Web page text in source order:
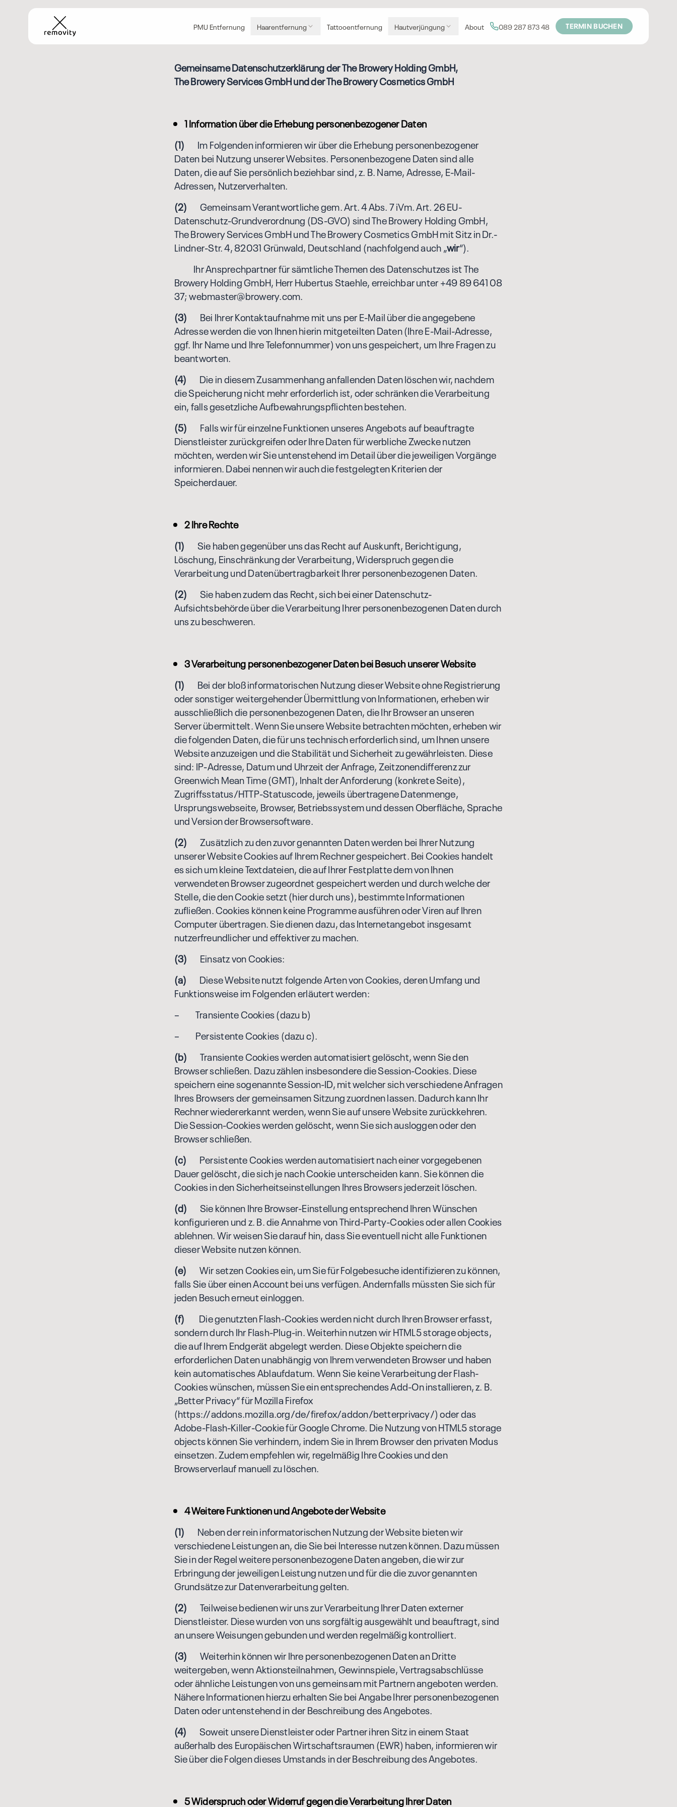
PMU Entfernung Haarentfernung Tattooentfernung Hautverjüngung About 089 287 873 48 TERMIN BUCHEN
Gemeinsame Datenschutzerklärung der The Browery Holding GmbH,
The Browery Services GmbH und der The Browery Cosmetics GmbH
1 Information über die Erhebung personenbezogener Daten
(1) Im Folgenden informieren wir über die Erhebung personenbezogener
Daten bei Nutzung unserer Websites. Personenbezogene Daten sind alle
Daten, die auf Sie persönlich beziehbar sind, z. B. Name, Adresse, E-Mail-
Adressen, Nutzerverhalten.
(2) Gemeinsam Verantwortliche gem. Art. 4 Abs. 7 iVm. Art. 26 EU-
Datenschutz-Grundverordnung (DS-GVO) sind The Browery Holding GmbH,
The Browery Services GmbH und The Browery Cosmetics GmbH mit Sitz in Dr.-
Lindner-Str. 4, 82031 Grünwald, Deutschland (nachfolgend auch „wir“).
Ihr Ansprechpartner für sämtliche Themen des Datenschutzes ist The
Browery Holding GmbH, Herr Hubertus Staehle, erreichbar unter +49 89 641 08
37; webmaster@browery.com.
(3) Bei Ihrer Kontaktaufnahme mit uns per E-Mail über die angegebene
Adresse werden die von Ihnen hierin mitgeteilten Daten (Ihre E-Mail-Adresse,
ggf. Ihr Name und Ihre Telefonnummer) von uns gespeichert, um Ihre Fragen zu
beantworten.
(4) Die in diesem Zusammenhang anfallenden Daten löschen wir, nachdem
die Speicherung nicht mehr erforderlich ist, oder schränken die Verarbeitung
ein, falls gesetzliche Aufbewahrungspflichten bestehen.
(5) Falls wir für einzelne Funktionen unseres Angebots auf beauftragte
Dienstleister zurückgreifen oder Ihre Daten für werbliche Zwecke nutzen
möchten, werden wir Sie untenstehend im Detail über die jeweiligen Vorgänge
informieren. Dabei nennen wir auch die festgelegten Kriterien der
Speicherdauer.
2 Ihre Rechte
(1) Sie haben gegenüber uns das Recht auf Auskunft, Berichtigung,
Löschung, Einschränkung der Verarbeitung, Widerspruch gegen die
Verarbeitung und Datenübertragbarkeit Ihrer personenbezogenen Daten.
(2) Sie haben zudem das Recht, sich bei einer Datenschutz-
Aufsichtsbehörde über die Verarbeitung Ihrer personenbezogenen Daten durch
uns zu beschweren.
3 Verarbeitung personenbezogener Daten bei Besuch unserer Website
(1) Bei der bloß informatorischen Nutzung dieser Website ohne Registrierung
oder sonstiger weitergehender Übermittlung von Informationen, erheben wir
ausschließlich die personenbezogenen Daten, die Ihr Browser an unseren
Server übermittelt. Wenn Sie unsere Website betrachten möchten, erheben wir
die folgenden Daten, die für uns technisch erforderlich sind, um Ihnen unsere
Website anzuzeigen und die Stabilität und Sicherheit zu gewährleisten. Diese
sind: IP-Adresse, Datum und Uhrzeit der Anfrage, Zeitzonendifferenz zur
Greenwich Mean Time (GMT), Inhalt der Anforderung (konkrete Seite),
Zugriffsstatus/HTTP-Statuscode, jeweils übertragene Datenmenge,
Ursprungswebseite, Browser, Betriebssystem und dessen Oberfläche, Sprache
und Version der Browsersoftware.
(2) Zusätzlich zu den zuvor genannten Daten werden bei Ihrer Nutzung
unserer Website Cookies auf Ihrem Rechner gespeichert. Bei Cookies handelt
es sich um kleine Textdateien, die auf Ihrer Festplatte dem von Ihnen
verwendeten Browser zugeordnet gespeichert werden und durch welche der
Stelle, die den Cookie setzt (hier durch uns), bestimmte Informationen
zufließen. Cookies können keine Programme ausführen oder Viren auf Ihren
Computer übertragen. Sie dienen dazu, das Internetangebot insgesamt
nutzerfreundlicher und effektiver zu machen.
(3) Einsatz von Cookies:
(a) Diese Website nutzt folgende Arten von Cookies, deren Umfang und
Funktionsweise im Folgenden erläutert werden:
– Transiente Cookies (dazu b)
– Persistente Cookies (dazu c).
(b) Transiente Cookies werden automatisiert gelöscht, wenn Sie den
Browser schließen. Dazu zählen insbesondere die Session-Cookies. Diese
speichern eine sogenannte Session-ID, mit welcher sich verschiedene Anfragen
Ihres Browsers der gemeinsamen Sitzung zuordnen lassen. Dadurch kann Ihr
Rechner wiedererkannt werden, wenn Sie auf unsere Website zurückkehren.
Die Session-Cookies werden gelöscht, wenn Sie sich ausloggen oder den
Browser schließen.
(c) Persistente Cookies werden automatisiert nach einer vorgegebenen
Dauer gelöscht, die sich je nach Cookie unterscheiden kann. Sie können die
Cookies in den Sicherheitseinstellungen Ihres Browsers jederzeit löschen.
(d) Sie können Ihre Browser-Einstellung entsprechend Ihren Wünschen
konfigurieren und z. B. die Annahme von Third-Party-Cookies oder allen Cookies
ablehnen. Wir weisen Sie darauf hin, dass Sie eventuell nicht alle Funktionen
dieser Website nutzen können.
(e) Wir setzen Cookies ein, um Sie für Folgebesuche identifizieren zu können,
falls Sie über einen Account bei uns verfügen. Andernfalls müssten Sie sich für
jeden Besuch erneut einloggen.
(f) Die genutzten Flash-Cookies werden nicht durch Ihren Browser erfasst,
sondern durch Ihr Flash-Plug-in. Weiterhin nutzen wir HTML5 storage objects,
die auf Ihrem Endgerät abgelegt werden. Diese Objekte speichern die
erforderlichen Daten unabhängig von Ihrem verwendeten Browser und haben
kein automatisches Ablaufdatum. Wenn Sie keine Verarbeitung der Flash-
Cookies wünschen, müssen Sie ein entsprechendes Add-On installieren, z. B.
„Better Privacy“ für Mozilla Firefox
(https://addons.mozilla.org/de/firefox/addon/betterprivacy/) oder das
Adobe-Flash-Killer-Cookie für Google Chrome. Die Nutzung von HTML5 storage
objects können Sie verhindern, indem Sie in Ihrem Browser den privaten Modus
einsetzen. Zudem empfehlen wir, regelmäßig Ihre Cookies und den
Browserverlauf manuell zu löschen.
4 Weitere Funktionen und Angebote der Website
(1) Neben der rein informatorischen Nutzung der Website bieten wir
verschiedene Leistungen an, die Sie bei Interesse nutzen können. Dazu müssen
Sie in der Regel weitere personenbezogene Daten angeben, die wir zur
Erbringung der jeweiligen Leistung nutzen und für die die zuvor genannten
Grundsätze zur Datenverarbeitung gelten.
(2) Teilweise bedienen wir uns zur Verarbeitung Ihrer Daten externer
Dienstleister. Diese wurden von uns sorgfältig ausgewählt und beauftragt, sind
an unsere Weisungen gebunden und werden regelmäßig kontrolliert.
(3) Weiterhin können wir Ihre personenbezogenen Daten an Dritte
weitergeben, wenn Aktionsteilnahmen, Gewinnspiele, Vertragsabschlüsse
oder ähnliche Leistungen von uns gemeinsam mit Partnern angeboten werden.
Nähere Informationen hierzu erhalten Sie bei Angabe Ihrer personenbezogenen
Daten oder untenstehend in der Beschreibung des Angebotes.
(4) Soweit unsere Dienstleister oder Partner ihren Sitz in einem Staat
außerhalb des Europäischen Wirtschaftsraumen (EWR) haben, informieren wir
Sie über die Folgen dieses Umstands in der Beschreibung des Angebotes.
5 Widerspruch oder Widerruf gegen die Verarbeitung Ihrer Daten